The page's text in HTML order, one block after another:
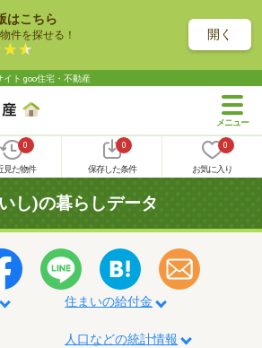
はこちら
件を探せる！ 開く
イト goo住宅・不動産
0
見た物件
0
保存した条件
0
お気に入り
し)の暮らしデータ
住まいの給付金
人口などの統計情報